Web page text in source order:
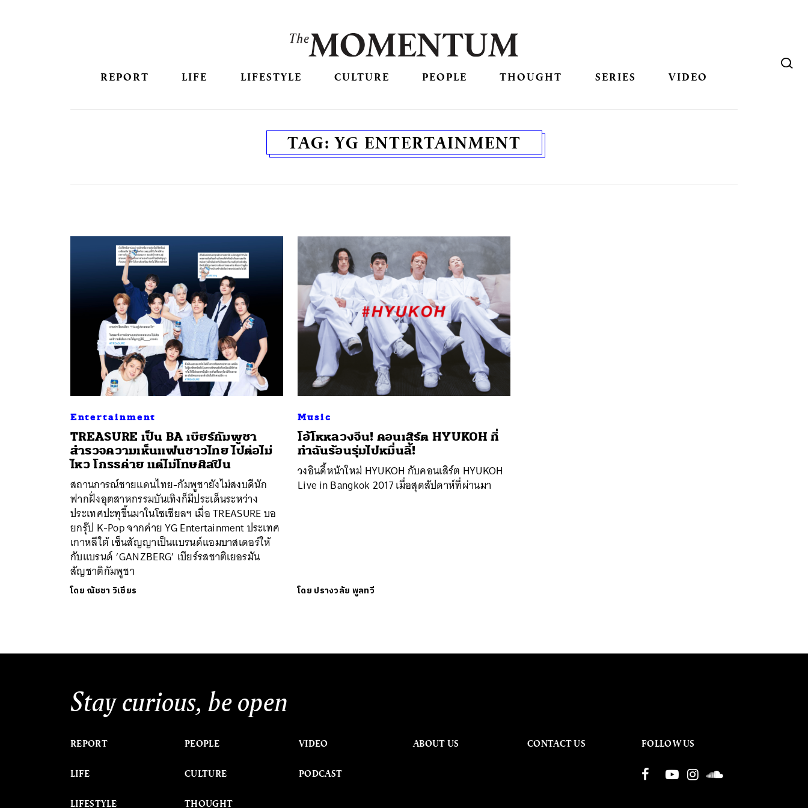
REPORT LIFE LIFESTYLE CULTURE PEOPLE THOUGHT SERIES VIDEO
TAG:YG ENTERTAINMENT
Entertainment
TREASURE เป็น BA เบียร์กัมพูชา
สำรวจความเห็นแฟนชาวไทย ไปต่อไม่
ไหว โกรธค่าย แต่ไม่โทษศิลปิน
สถานการณ์ชายแดนไทย-กัมพูชายังไม่สงบดีนัก
ฟากฝั่งอุตสาหกรรมบันเทิงก็มีประเด็นระหว่าง
ประเทศปะทุขึ้นมาในโซเชียลฯ เมื่อ TREASURE บอ
ยกรุ๊ป K-Pop จากค่าย YG Entertainment ประเทศ
เกาหลีใต้ เซ็นสัญญาเป็นแบรนด์แอมบาสเดอร์ให้
กับแบรนด์ ‘GANZBERG’ เบียร์รสชาติเยอรมัน
สัญชาติกัมพูชา
โดย ณัชชา วิเชียร
Music
โอ้โหหลวงจีน! คอนเสิร์ต HYUKOH ที่
ทำฉันร้อนรุ่มไปหมื่นลี้!
วงอินดี้หน้าใหม่ HYUKOH ​กับคอนเสิร์ต HYUKOH
Live in Bangkok 2017 เมื่อสุดสัปดาห์ที่ผ่านมา
โดย ปรางวลัย พูลทวี
Stay curious, be open
REPORT
LIFE
LIFESTYLE
PEOPLE
CULTURE
THOUGHT
VIDEO
PODCAST
ABOUT US CONTACT US FOLLOW US
SHARE